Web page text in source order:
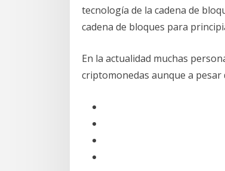
tecnología de la cadena de
cadena de bloques para
En la actualidad muchas
criptomonedas aunque a